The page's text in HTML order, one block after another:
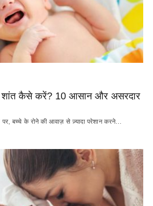
शांत कैसे करें? 10 आसान और असरदार
पर, बच्चे के रोने की आवाज़ से ज़्यादा परेशान करने…